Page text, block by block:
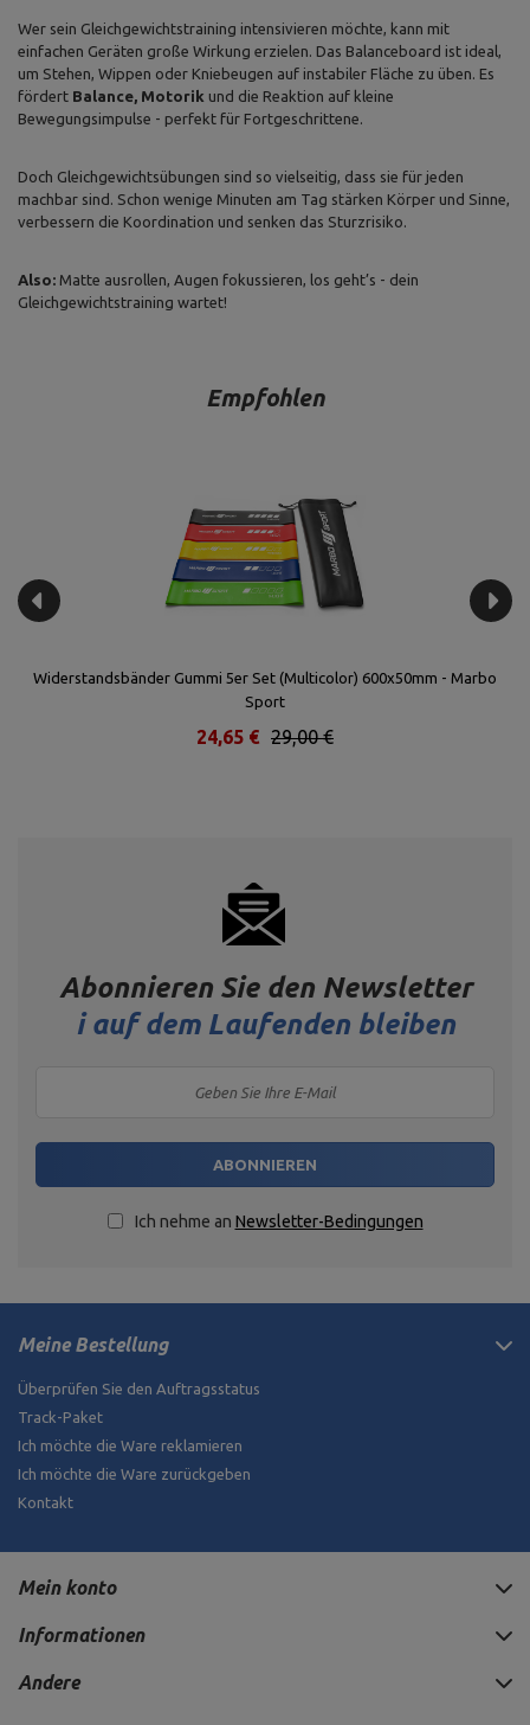
Wer sein Gleichgewichtstraining intensivieren möchte, kann mit
einfachen Geräten große Wirkung erzielen. Das Balanceboard ist ideal,
um Stehen, Wippen oder Kniebeugen auf instabiler Fläche zu üben. Es
fördert Balance, Motorik und die Reaktion auf kleine
Bewegungsimpulse - perfekt für Fortgeschrittene.
Doch Gleichgewichtsübungen sind so vielseitig, dass sie für jeden
machbar sind. Schon wenige Minuten am Tag stärken Körper und Sinne,
verbessern die Koordination und senken das Sturzrisiko.
Also: Matte ausrollen, Augen fokussieren, los geht’s - dein
Gleichgewichtstraining wartet!
Empfohlen
Widerstandsbänder Gummi 5er Set (Multicolor) 600x50mm - Marbo
Sport
29,00 €
24,65 €
Abonnieren Sie den Newsletter
iauf dem Laufenden bleiben
ABONNIEREN
Ich nehme an Newsletter-Bedingungen
Meine Bestellung
Überprüfen Sie den Auftragsstatus
Track-Paket
Ich möchte die Ware reklamieren
Ich möchte die Ware zurückgeben
Kontakt
Mein konto
Informationen
Andere